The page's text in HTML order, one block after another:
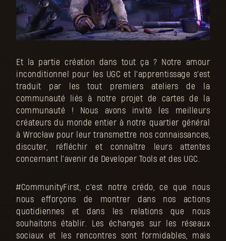
Et la partie création dans tout ça ? Notre amour
inconditionnel pour les UGC et l'apprentissage s'est
traduit par les tout premiers ateliers de la
communauté liés à notre projet de cartes de la
communauté ! Nous avons invité les meilleurs
créateurs du monde entier à notre quartier général
à Wrocław pour leur transmettre nos connaissances,
discuter, réfléchir et connaître leurs attentes
concernant l'avenir de Developer Tools et des UGC.
#CommunityFirst, c'est notre crédo, ce que nous
nous efforçons de montrer dans nos actions
quotidiennes et dans les relations que nous
souhaitons établir. Les échanges sur les réseaux
sociaux et les rencontres sont formidables, mais